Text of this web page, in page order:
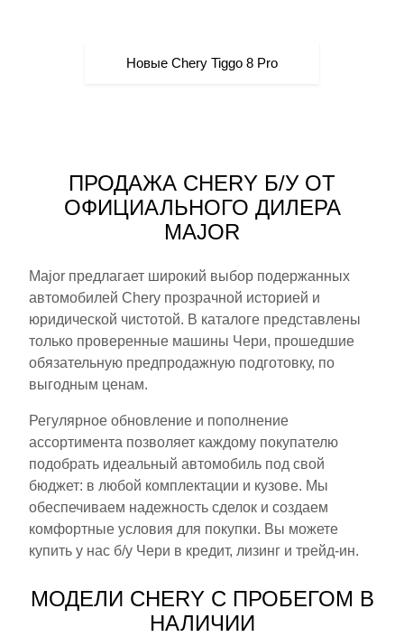
Новые Chery Tiggo 8 Pro
ПРОДАЖА CHERY Б/У ОТ
ОФИЦИАЛЬНОГО ДИЛЕРА
MAJOR
Major предлагает широкий выбор подержанных
автомобилей Chery прозрачной историей и
юридической чистотой. В каталоге представлены
только проверенные машины Чери, прошедшие
обязательную предпродажную подготовку, по
выгодным ценам.
Регулярное обновление и пополнение
ассортимента позволяет каждому покупателю
подобрать идеальный автомобиль под свой
бюджет: в любой комплектации и кузове. Мы
обеспечиваем надежность сделок и создаем
комфортные условия для покупки. Вы можете
купить у нас б/у Чери в кредит, лизинг и трейд-ин.
МОДЕЛИ CHERY С ПРОБЕГОМ В
НАЛИЧИИ